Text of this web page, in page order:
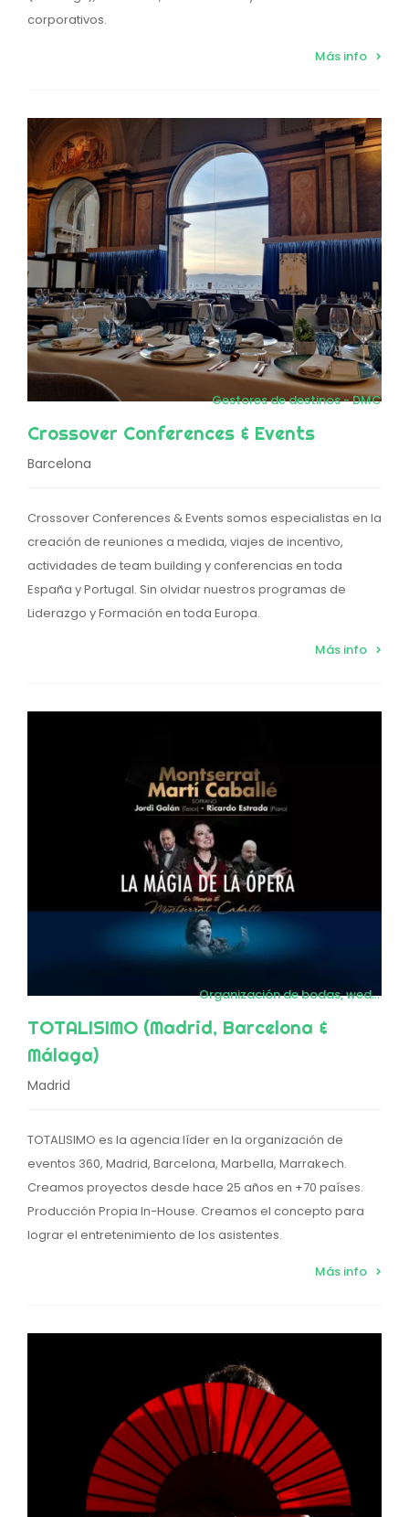
corporativos.
Más info
Gestores de destinos - DMC
Crossover Conferences & Events
Barcelona
Crossover Conferences & Events somos especialistas en la
creación de reuniones a medida, viajes de incentivo,
actividades de team building y conferencias en toda
España y Portugal. Sin olvidar nuestros programas de
Liderazgo y Formación en toda Europa.
Más info
Organización de bodas, wedding planners
TOTALISIMO (Madrid, Barcelona &
Málaga)
Madrid
TOTALISIMO es la agencia líder en la organización de
eventos 360, Madrid, Barcelona, Marbella, Marrakech.
Creamos proyectos desde hace 25 años en +70 países.
Producción Propia In-House. Creamos el concepto para
lograr el entretenimiento de los asistentes.
Más info